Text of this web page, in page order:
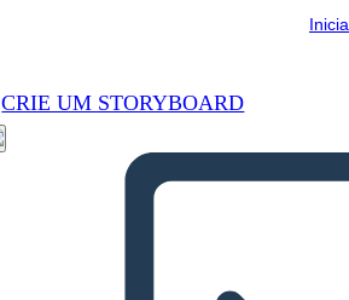
CRIE UM STORYBOARD